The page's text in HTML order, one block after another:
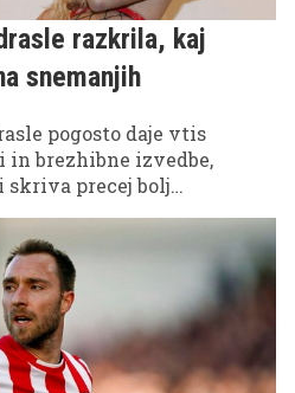
razkrila, kaj
snemanjih
pogosto daje vtis
brezhibne izvedbe,
skriva precej bolj
snemanjih in kako si
pri svojem delu.